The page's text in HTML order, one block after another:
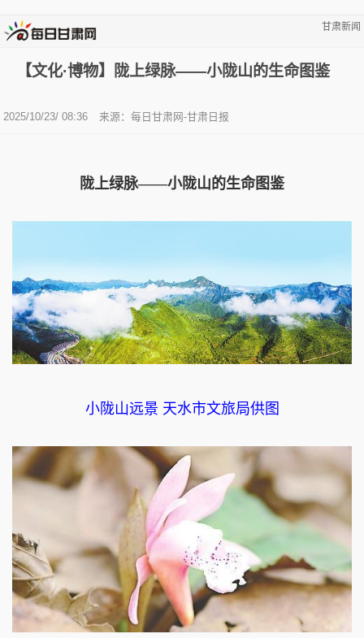
甘肃新闻
【文化·博物】陇上绿脉——小陇山的生命图鉴
2025/10/23/ 08:36 来源：每日甘肃网-甘肃日报
陇上绿脉——小陇山的生命图鉴
小陇山远景 天水市文旅局供图